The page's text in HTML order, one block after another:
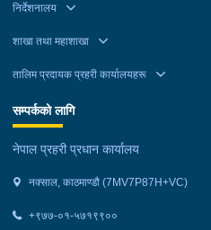
निर्देशनालय
शाखा तथा महाशाखा
तालिम प्रदायक प्रहरी कार्यालयहरू
सम्पर्कको लागि
नेपाल प्रहरी प्रधान कार्यालय
नक्साल, काठमाण्डौ (7MV7P87H+VC)
+९७७-०१-५७१९९००